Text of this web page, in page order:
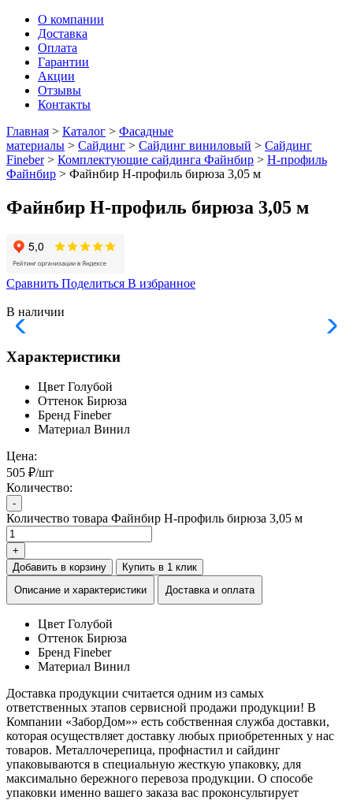
О компании
Доставка
Оплата
Гарантии
Акции
Отзывы
Контакты
Главная > Каталог > Фасадные
материалы > Сайдинг > Сайдинг виниловый > Сайдинг
Fineber> Комплектующие сайдинга Файнбир > Н-профиль
Файнбир > Файнбир H-профиль бирюза 3,05 м
Файнбир H-профиль бирюза 3,05 м
Сравнить Поделиться В избранное
В наличии
Характеристики
Цвет Голубой
Оттенок Бирюза
Бренд Fineber
Материал Винил
Цена:
505 ₽/шт
Количество:
-
Количество товара Файнбир H-профиль бирюза 3,05 м
+
Добавить в корзину
Купить в 1 клик
Описание и характеристики
Доставка и оплата
Цвет Голубой
Оттенок Бирюза
Бренд Fineber
Материал Винил
Доставка продукции считается одним из самых
ответственных этапов сервисной продажи продукции! В
Компании «ЗаборДом»» есть собственная служба доставки,
которая осуществляет доставку любых приобретенных у нас
товаров. Металлочерепица, профнастил и сайдинг
упаковываются в специальную жесткую упаковку, для
максимально бережного перевоза продукции. О способе
упаковки именно вашего заказа вас проконсультирует